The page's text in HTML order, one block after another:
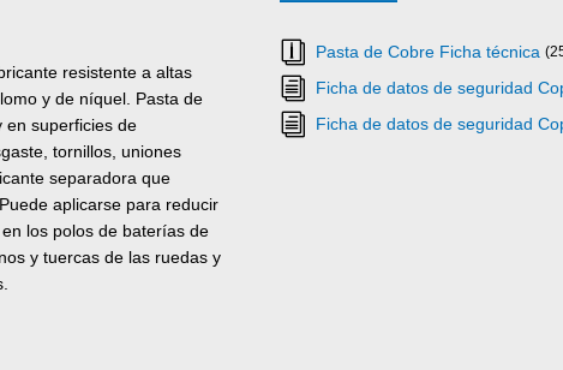
resistente a altas
y de níquel. Pasta de
en superficies de
tornillos, uniones
separadora que
aplicarse para reducir
los polos de baterías de
y tuercas de las ruedas y
Pasta de Cobre Ficha técnica
Ficha de datos de seguridad
Ficha de datos de seguridad